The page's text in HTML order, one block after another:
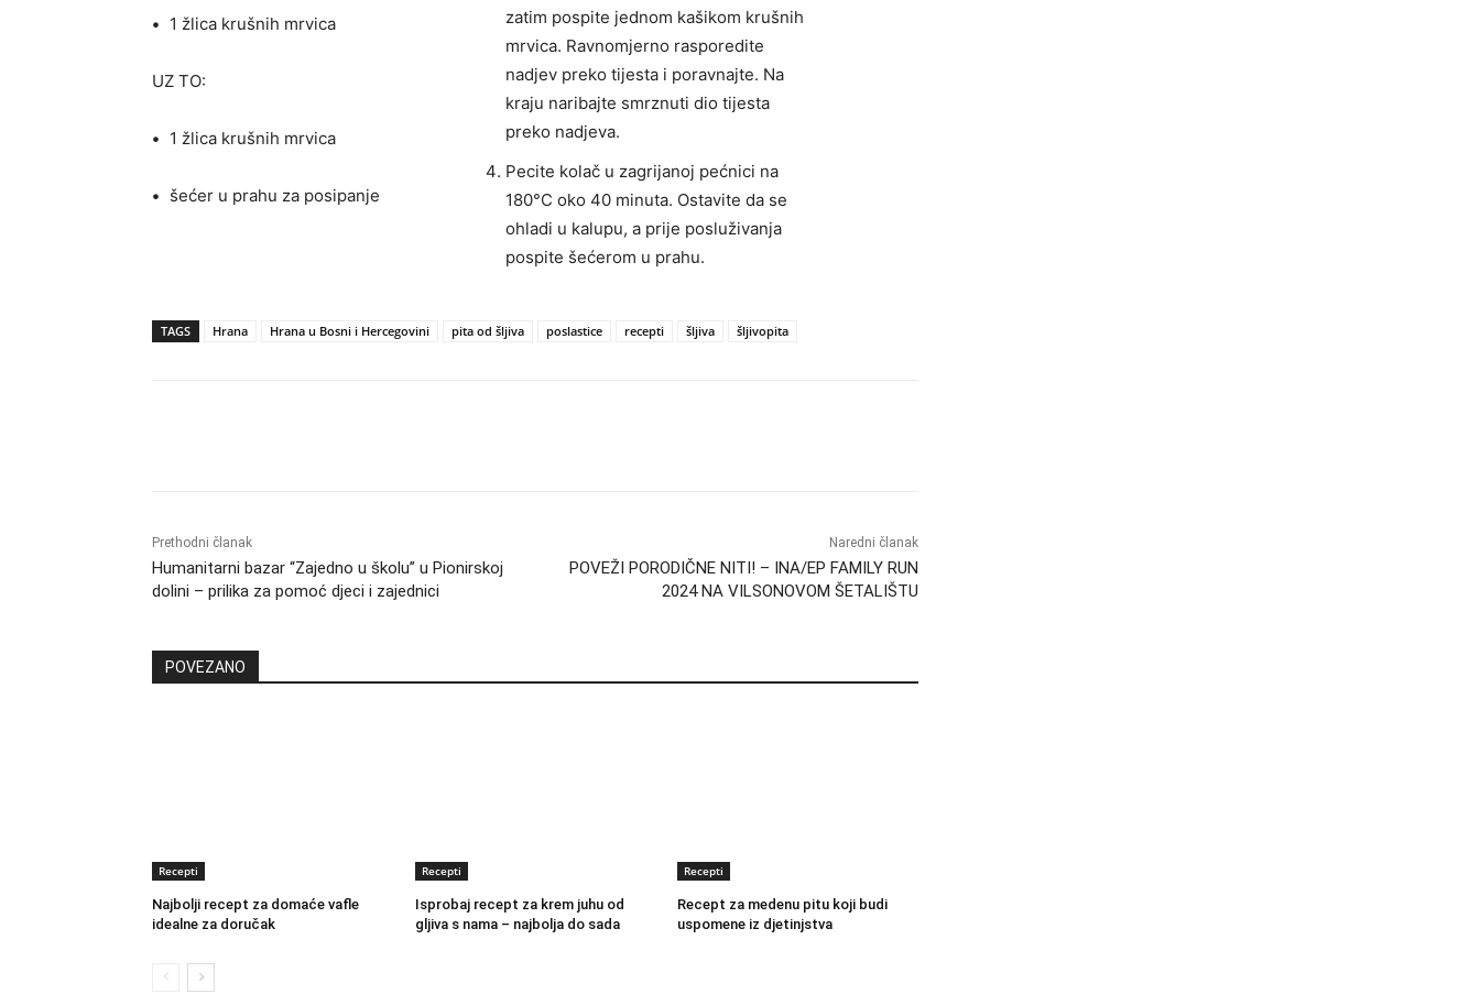
• 1 žlica krušnih mrvica
UZ TO:
• 1 žlica krušnih mrvica
• šećer u prahu za posipanje
zatim pospite jednom kašikom krušnih
mrvica. Ravnomjerno rasporedite
nadjev preko tijesta i poravnajte. Na
kraju naribajte smrznuti dio tijesta
preko nadjeva.
Pecite kolač u zagrijanoj pećnici na
180°C oko 40 minuta. Ostavite da se
ohladi u kalupu, a prije posluživanja
pospite šećerom u prahu.
TAGS Hrana Hrana u Bosni i Hercegovini pita od šljiva poslastice recepti šljiva šljivopita
Prethodni članak
Humanitarni bazar “Zajedno u školu” u Pionirskoj
dolini – prilika za pomoć djeci i zajednici
Naredni članak
POVEŽI PORODIČNE NITI! – INA/EP FAMILY RUN
2024 NA VILSONOVOM ŠETALIŠTU
POVEZANO
Recepti
Najbolji recept za domaće vafle
idealne za doručak
Recepti
Isprobaj recept za krem juhu od
gljiva s nama – najbolja do sada
Recepti
Recept za medenu pitu koji budi
uspomene iz djetinjstva